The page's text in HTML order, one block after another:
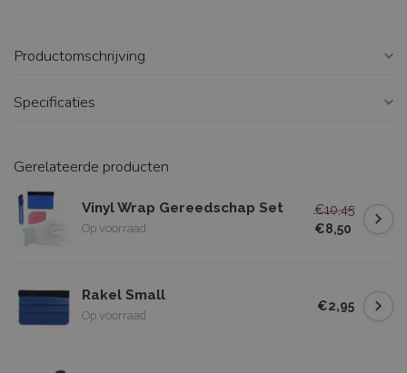
Productomschrijving
Specificaties
Gerelateerde producten
Vinyl Wrap Gereedschap Set
Op voorraad
€10,45
€8,50
Rakel Small
Op voorraad
€2,95